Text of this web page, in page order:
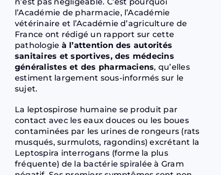
l’Académie de pharmacie, l’Académie
vétérinaire et l’Académie d’agriculture de
France ont rédigé un rapport sur cette
pathologie à l’attention des autorités
sanitaires et sportives, des médecins
généralistes et des pharmaciens, qu’elles
estiment largement sous-informés sur le
sujet.
La leptospirose humaine se produit par
contact avec les eaux douces ou les boues
contaminées par les urines de rongeurs (rats
musqués, surmulots, ragondins) excrétant la
Leptospira interrogans (forme la plus
fréquente) de la bactérie spiralée à Gram